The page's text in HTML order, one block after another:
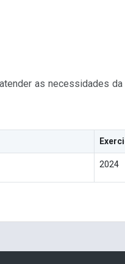
as necessidades
2024